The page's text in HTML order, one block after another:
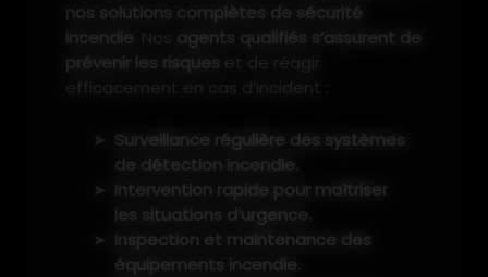
nos solutions complètes de sécurité
incendie . Nos agents qualifiés s’assurent de
prévenir les risques et de réagir
efficacement en cas d’incident :
Surveillance régulière des systèmes
de détection incendie.
Intervention rapide pour maîtriser
les situations d’urgence.
Inspection et maintenance des
équipements incendie.